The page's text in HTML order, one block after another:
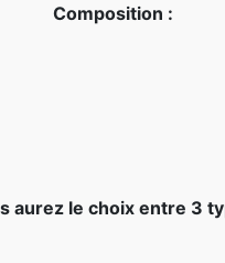
Composition :
aurez le choix entre 3